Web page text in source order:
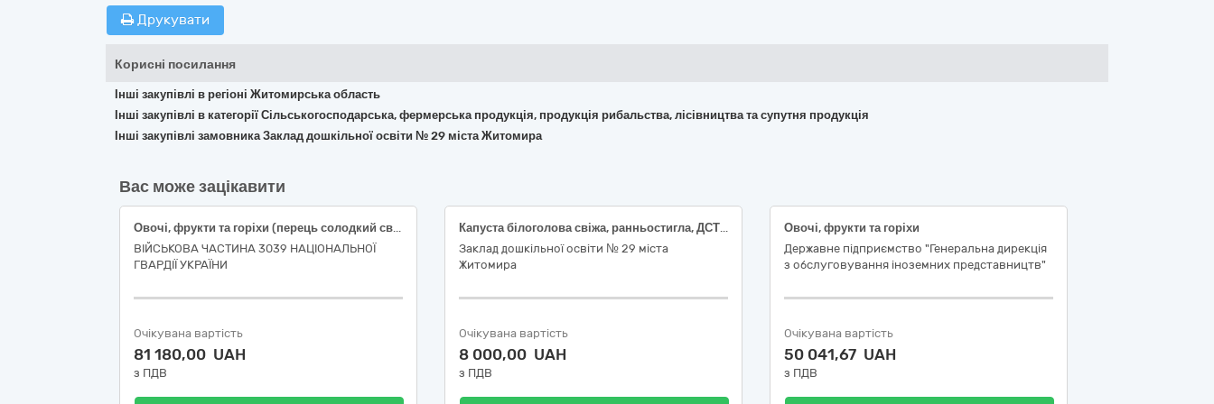
Друкувати
Корисні посилання
Інші закупівлі в регіоні Житомирська область
Інші закупівлі в категорії Сільськогосподарська, фермерська продукція, продукція рибальства, лісівництва та супутня продукція
Інші закупівлі замовника Заклад дошкільної освіти № 29 міста Житомира
Вас може зацікавити
Овочі, фрукти та горіхи (перець солодкий свіжий подовженої форми, огірки свіжі польові короткоплідні, помідори тепличні свіжі округлі, часник свіжий вищого товарного сорту)
ВІЙСЬКОВА ЧАСТИНА 3039 НАЦІОНАЛЬНОЇ
ГВАРДІЇ УКРАЇНИ
Очікувана вартість
81 180,00 UAH
з ПДВ
Капуста білоголова свіжа, ранньостигла, ДСТУ 7037
Заклад дошкільної освіти № 29 міста
Житомира
Очікувана вартість
8 000,00 UAH
з ПДВ
Овочі, фрукти та горіхи
Державне підприємство "Генеральна дирекція
з обслуговування іноземних представництв"
Очікувана вартість
50 041,67 UAH
з ПДВ